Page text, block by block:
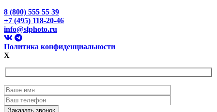
8 (800) 555 55 39
+7 (495) 118-20-46
info@slphoto.ru
Политика конфиденциальности
X